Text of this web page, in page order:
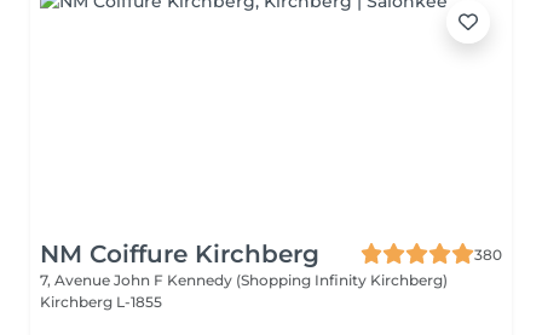
NM Coiffure Kirchberg
380
7, Avenue John F Kennedy (Shopping Infinity Kirchberg)
Kirchberg L-1855